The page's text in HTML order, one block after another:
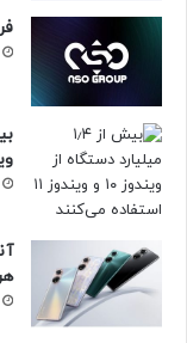
منبع : زومیت